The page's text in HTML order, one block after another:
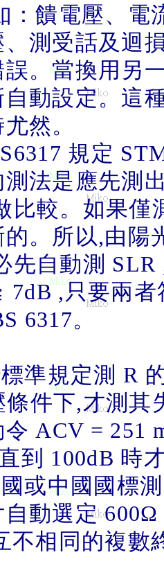
：饋電壓、電
測受話及迴
。當換用另
動設定。這
然。
規定
測法是應先測
比較。如果僅
。所以,由陽
先自動測 SLR
7dB ,只要兩者
6317。
準規定測 R
條件下,才測其
令 ACV = 251
到 100dB 時
或中國國標
動選定600Ω
不相同的複數